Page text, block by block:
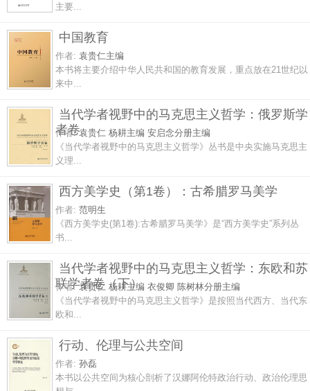
主要...
中国教育
作者: 袁贵仁主编
本书将主要介绍中华人民共和国的教育发展，重点放在21世纪以
来中...
当代学者视野中的马克思主义哲学：俄罗斯学
者卷
作者:袁贵仁 杨耕主编 安启念分册主编
《当代学者视野中的马克思主义哲学》丛书是中央实施马克思主
义理...
西方美学史（第1卷）：古希腊罗马美学
作者: 范明生
《西方美学史(第1卷):古希腊罗马美学》是“西方美学史”系列丛
书...
当代学者视野中的马克思主义哲学：东欧和苏
联学者卷（下）
作者:袁贵仁 杨耕主编 衣俊卿 陈树林分册主编
《当代学者视野中的马克思主义哲学》是按照当代西方、当代东
欧和...
行动、伦理与公共空间
作者: 孙磊
本书以公共空间为核心剖析了汉娜阿伦特政治行动、政治伦理思